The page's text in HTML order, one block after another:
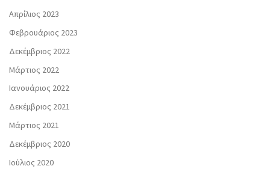
Απρίλιος 2023
Φεβρουάριος 2023
Δεκέμβριος 2022
Μάρτιος 2022
Ιανουάριος 2022
Δεκέμβριος 2021
Μάρτιος 2021
Δεκέμβριος 2020
Ιούλιος 2020